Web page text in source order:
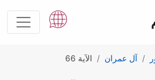
آل عمران الآية 66